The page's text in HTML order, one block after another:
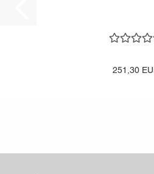
251,30